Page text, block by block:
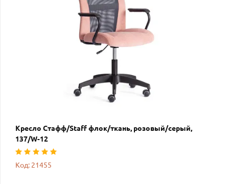
Кресло Стафф/Staff флок/ткань, розовый/серый,
137/W-12
Код: 21455